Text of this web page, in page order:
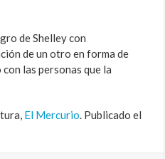
de Shelley con
de un otro en forma de
las personas que la
El Mercurio. Publicado el